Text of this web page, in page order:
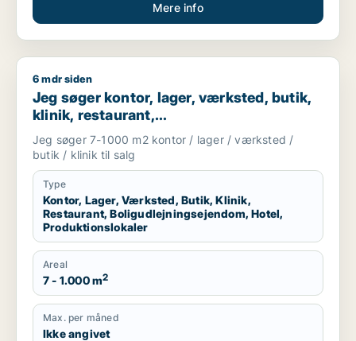
Mere info
Jeg søger kontor, lager, værksted, butik, klinik, restaurant,
6 mdr siden
Jeg søger kontor, lager, værksted, butik,
klinik, restaurant,
boligudlejningsejendom, hotel eller
produktionslokaler til salg i Vordingborg,
Guldborgsund eller Lolland
Jeg søger 7-1000 m2 kontor / lager / værksted /
butik / klinik til salg
Type
Kontor, Lager, Værksted, Butik, Klinik,
Restaurant, Boligudlejningsejendom, Hotel,
Produktionslokaler
Areal
7 - 1.000 m2
Max. per måned
Ikke angivet